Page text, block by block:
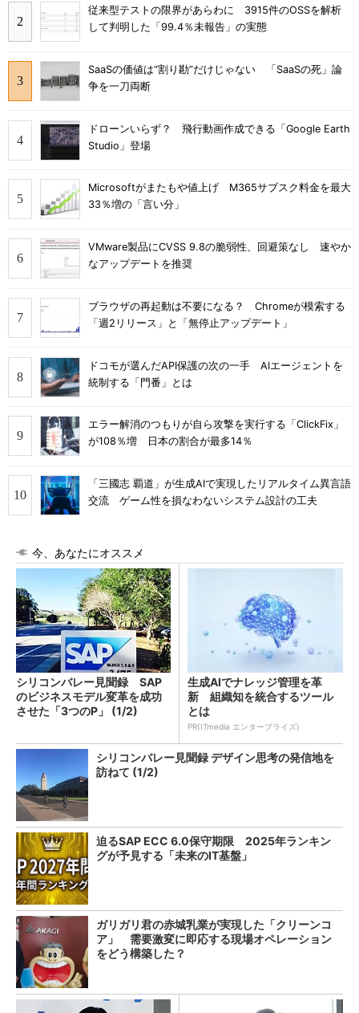
従来型テストの限界があらわに 3915件のOSSを解析
して判明した「99.4％未報告」の実態
SaaSの価値は“割り勘”だけじゃない 「SaaSの死」論
争を一刀両断
ドローンいらず？ 飛行動画作成できる「Google Earth
Studio」登場
Microsoftがまたもや値上げ M365サブスク料金を最大
33％増の「言い分」
VMware製品にCVSS 9.8の脆弱性、回避策なし 速やか
なアップデートを推奨
ブラウザの再起動は不要になる？ Chromeが模索する
「週2リリース」と「無停止アップデート」
ドコモが選んだAPI保護の次の一手 AIエージェントを
統制する「門番」とは
エラー解消のつもりが自ら攻撃を実行する「ClickFix」
が108％増 日本の割合が最多14％
「三國志 覇道」が生成AIで実現したリアルタイム異言語
交流 ゲーム性を損なわないシステム設計の工夫
今、あなたにオススメ
シリコンバレー見聞録 SAP
のビジネスモデル変革を成功
させた「3つのP」 (1/2)
生成AIでナレッジ管理を革
新 組織知を統合するツール
とは
PR(ITmedia エンタープライズ)
シリコンバレー見聞録 デザイン思考の発信地を
訪ねて (1/2)
迫るSAP ECC 6.0保守期限 2025年ランキン
グが予見する「未来のIT基盤」
ガリガリ君の赤城乳業が実現した「クリーンコ
ア」 需要激変に即応する現場オペレーション
をどう構築した？